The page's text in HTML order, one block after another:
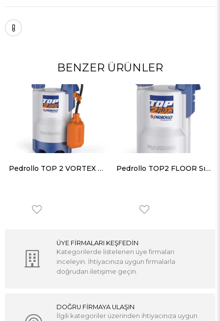
BENZER ÜRÜNLER
Pedrollo TOP 2 VORTEX Flatörlü Plastik Gövdeli Drenaj Dalgıç Pompa 7 mss 10.8 m³/h Pedrollo TOP2 FLOOR Sıfırdan Emişli Plastik Gövdeli Drenaj Dalgıç Pompa 9 mss 9.6 m³/h
ÜYE FİRMALARI KEŞFEDİN
Kategorilerde listelenen üye firmaları
inceleyin. İhtiyacınıza uygun firmalarla
doğrudan iletişime geçin.
DOĞRU FİRMAYA ULAŞIN
İlgili kategoriler üzerinden ihtiyacınıza uygun